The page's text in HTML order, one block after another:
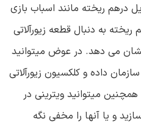
درهم ریخته مانند اسباب بازی
به دنبال قطعه زیورآلاتی
می دهد. در عوض میتوانید
داده و کلکسیون زیورآلاتی
میتوانید ویترینی در
و یا آنها را مخفی نگه